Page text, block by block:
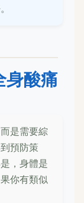
身酸痛
是需要綜
預防策
，身體是
你有類似